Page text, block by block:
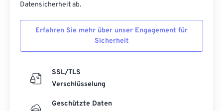
Datensicherheit ab.
Erfahren Sie mehr über unser Engagement für
Sicherheit
SSL/TLS
Verschlüsselung
Geschützte Daten